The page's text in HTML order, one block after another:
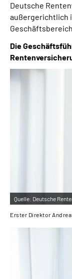
Deutsche
außergerichtlich
Die
Quelle: Deutsche
Erster Direktor